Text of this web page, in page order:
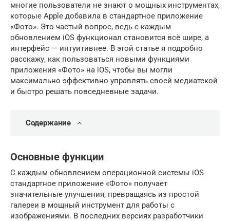
многие пользователи не знают о мощных инструментах,
которые Apple добавила в стандартное приложение
«Фото». Это частый вопрос, ведь с каждым
обновлением iOS функционал становится всё шире, а
интерфейс — интуитивнее. В этой статье я подробно
расскажу, как пользоваться новыми функциями
приложения «Фото» на iOS, чтобы вы могли
максимально эффективно управлять своей медиатекой
и быстро решать повседневные задачи.
Содержание
Основные функции
С каждым обновлением операционной системы iOS
стандартное приложение «Фото» получает
значительные улучшения, превращаясь из простой
галереи в мощный инструмент для работы с
изображениями. В последних версиях разработчики